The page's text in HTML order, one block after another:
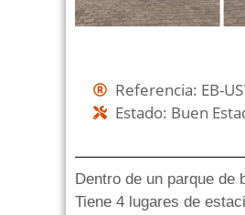
Referencia: EB-
Estado: Buen
Dentro de un parque
Tiene 4 lugares de